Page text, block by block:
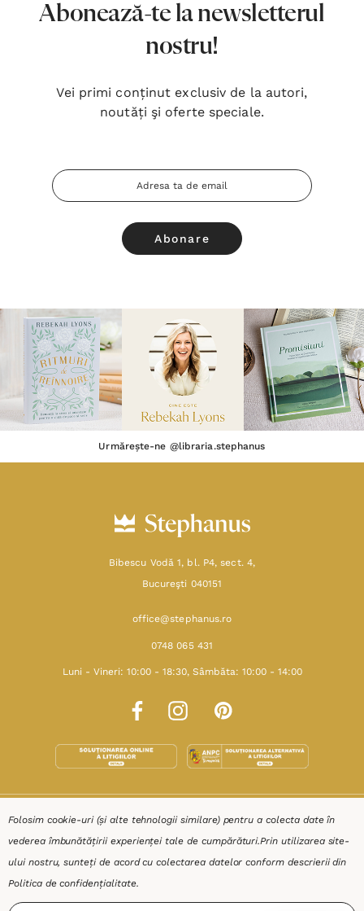
Abonează-te la newsletterul
nostru!
Vei primi conținut exclusiv de la autori,
noutăți şi oferte speciale.
Adresa
Email
Urmărește-ne @libraria.stephanus
Bibescu Vodă 1, bl. P4, sect. 4,
Bucureşti 040151
office@stephanus.ro
0748 065 431
Luni - Vineri: 10:00 - 18:30, Sâmbăta: 10:00 - 14:00
SHOP
RESURSE
AJUTOR
Folosim cookie-uri (și alte tehnologii similare) pentru a colecta date în
vederea îmbunătățirii experienței tale de cumpărături.Prin utilizarea site-
ului nostru, sunteți de acord cu colectarea datelor conform descrierii din
Politica de confidențialitate.